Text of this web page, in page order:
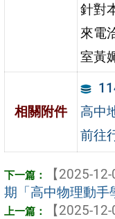
針對
來電
室黃
相關附件
高中
前往
【2025-12-
期「高中物理動手
【2025-12-